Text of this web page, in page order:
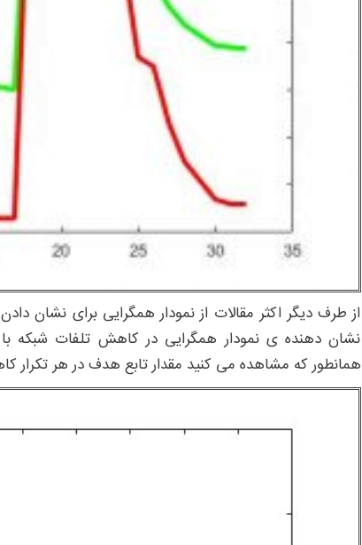
از طرف دیگر اکثر مقالات از نمودار همگرایی برای نشان
نشان دهنده ی نمودار همگرایی در کاهش تلفات شبکه
همانطور که مشاهده می کنید مقدار تابع هدف در هر تکرار